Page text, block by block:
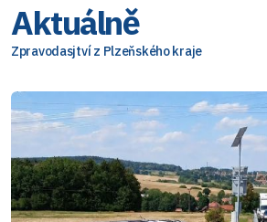
Aktuálně
Zpravodasjtví z Plzeňského kraje